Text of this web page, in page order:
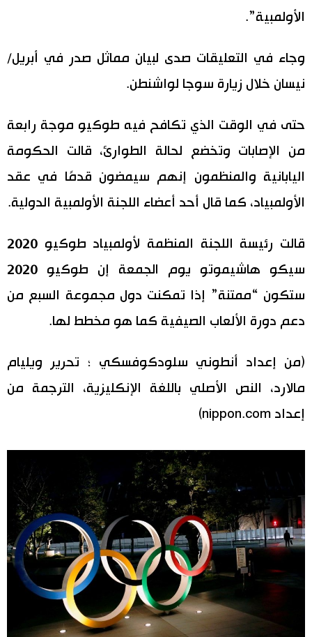
الأولمبية”.
وجاء في التعليقات صدى لبيان مماثل صدر في أبريل/
نيسان خلال زيارة سوجا لواشنطن.
حتى في الوقت الذي تكافح فيه طوكيو موجة رابعة
من الإصابات وتخضع لحالة الطوارئ، قالت الحكومة
اليابانية والمنظمون إنهم سيمضون قدمًا في عقد
الأولمبياد، كما قال أحد أعضاء اللجنة الأولمبية الدولية.
قالت رئيسة اللجنة المنظمة لأولمبياد طوكيو 2020
سيكو هاشيموتو يوم الجمعة إن طوكيو 2020
ستكون “ممتنة” إذا تمكنت دول مجموعة السبع من
دعم دورة الألعاب الصيفية كما هو مخطط لها.
(من إعداد أنطوني سلودكوفسكي ؛ تحرير ويليام
مالارد، النص الأصلي باللغة الإنكليزية، الترجمة من
إعداد nippon.com)